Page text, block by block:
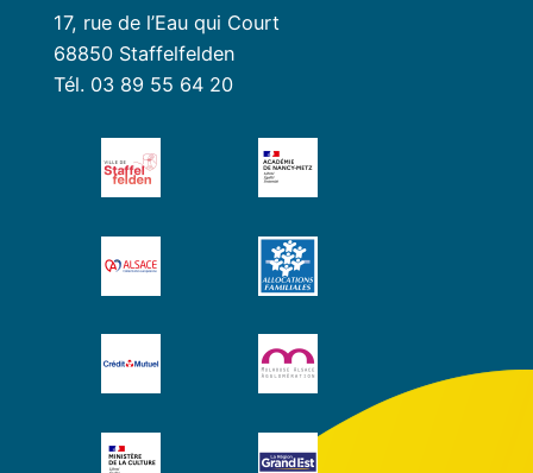
17, rue de l’Eau qui Court
68850 Staffelfelden
Tél. 03 89 55 64 20